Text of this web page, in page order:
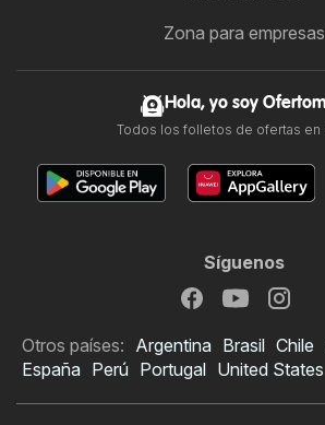
Zona para empresas
Hola, yo soy
Todos los folletos de ofertas en
Síguenos
Otros países: Argentina Brasil Chile
España Perú Portugal United States